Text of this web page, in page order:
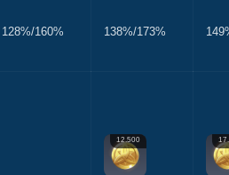
128%/160% 138%/173%
12.500